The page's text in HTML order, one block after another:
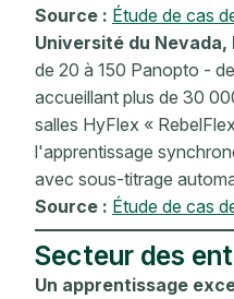
Source : Étude de cas
Université du Nevada,
de 20 à 150 Panopto -
accueillant plus de 30
salles HyFlex «
l'apprentissage
avec sous-titrage
Source : Étude de cas
Secteur des
Un apprentissage